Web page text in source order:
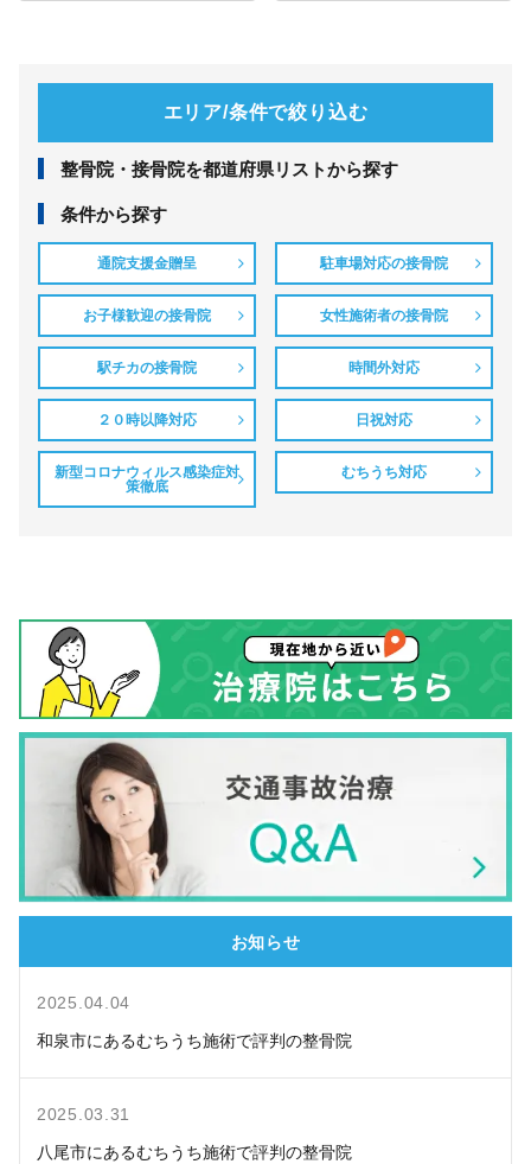
エリア/条件で絞り込む
整⾻院・接⾻院を都道府県リストから探す
条件から探す
通院支援金贈呈 駐車場対応の接骨院
お子様歓迎の接骨院 女性施術者の接骨院
駅チカの接骨院 時間外対応
２０時以降対応 日祝対応
新型コロナウィルス感染症対
策徹底
むちうち対応
お知らせ
2025.04.04
和泉市にあるむちうち施術で評判の整骨院
2025.03.31
八尾市にあるむちうち施術で評判の整骨院